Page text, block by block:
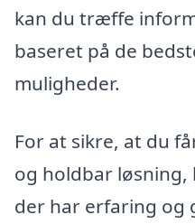
kan du træffe
baseret på de
muligheder.
For at sikre, at du
og holdbar
der har erfaring og